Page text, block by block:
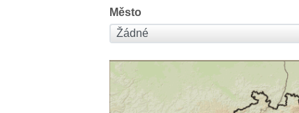
Město